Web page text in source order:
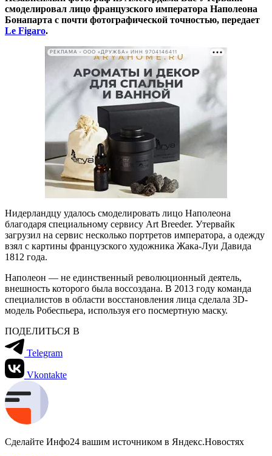
смоделировал лицо французского императора Наполеона
Бонапарта с почти фотографической точностью, передает
Le Figaro.
РЕКЛАМА • ООО «ДРУЖБА» ИНН 9704146411
Нидерландцу удалось смоделировать лицо Наполеона
благодаря специальному сервису Art Breeder. Утервайк
загрузил на сервис несколько портретов императора, а одежду
взял с картины французского художника Жака-Луи Давида
1812 года.
Наполеон — не единственный революционный деятель,
внешность которого была воссоздана. В 2013 году команда
специалистов в области восстановления лица сделала 3D-
модель Робеспьера, используя его посмертную маску.
ПОДЕЛИТЬСЯ В
Telegram
Vkontakte
Сделайте Инфо24 вашим источником в Яндекс.Новостях